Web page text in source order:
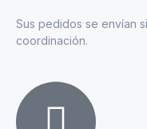
Sus pedidos se envían
coordinación.